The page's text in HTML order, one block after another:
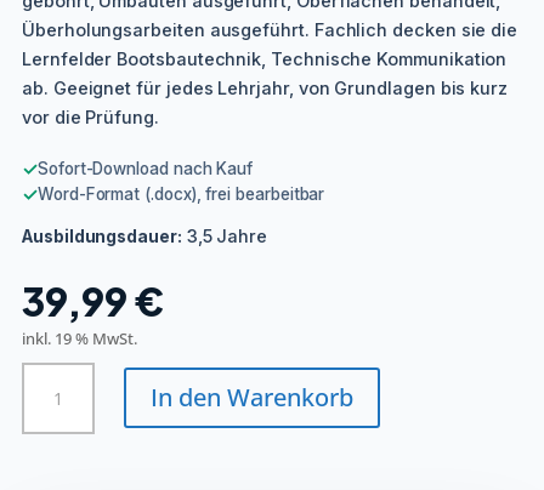
Überholungsarbeiten ausgeführt. Fachlich decken sie die
Lernfelder Bootsbautechnik, Technische Kommunikation
ab. Geeignet für jedes Lehrjahr, von Grundlagen bis kurz
vor die Prüfung.
✓Sofort-Download nach Kauf
✓Word-Format (.docx), frei bearbeitbar
Ausbildungsdauer: 3,5 Jahre
39,99€
inkl. 19 % MwSt.
Bootsbauer/in
Neu-,
In den Warenkorb